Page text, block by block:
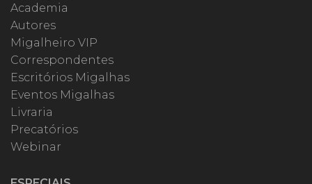
Academia
Autores
Migalheiro VIP
Correspondentes
Escritórios Migalhas
Eventos Migalhas
Livraria
Precatórios
Webinar